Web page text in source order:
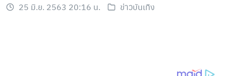
25 มิ.ย. 2563 20:16 น. ข่าวบันเทิง